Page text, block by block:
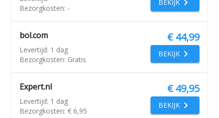
BEKIJK
Bezorgkosten: -
bol.com € 44,99
BEKIJK
Levertijd: 1 dag
Bezorgkosten: Gratis
Expert.nl € 49,95
BEKIJK
Levertijd: 1 dag
Bezorgkosten: € 6,95